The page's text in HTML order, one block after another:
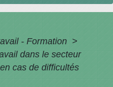
- Formation >
dans le secteur
cas de difficultés